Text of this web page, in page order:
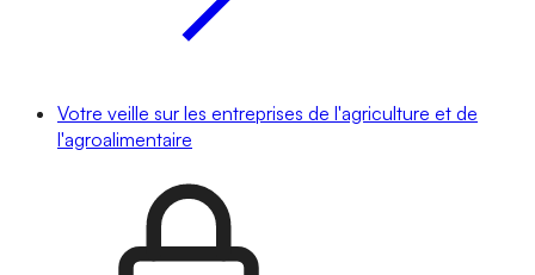
Votre veille sur les entreprises de l'agriculture et de
l'agroalimentaire